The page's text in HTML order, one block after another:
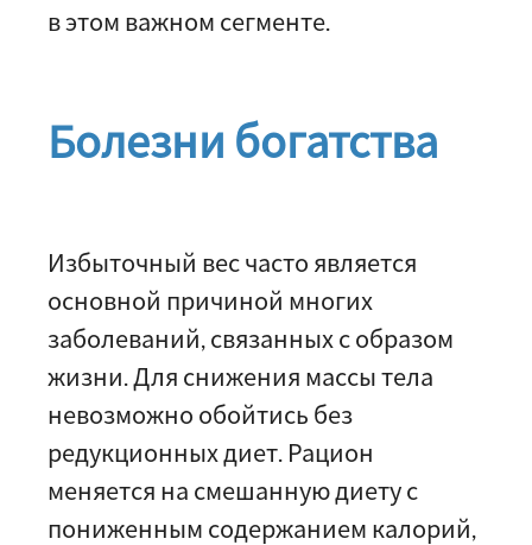
в этом важном сегменте.
Болезни богатства
Избыточный вес часто является
основной причиной многих
заболеваний, связанных с образом
жизни. Для снижения массы тела
невозможно обойтись без
редукционных диет. Рацион
меняется на смешанную диету с
пониженным содержанием калорий,